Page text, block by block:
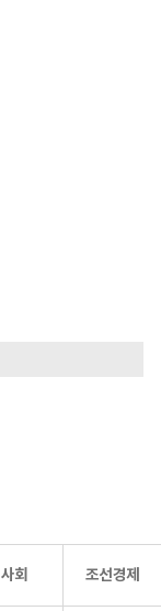
사회 조선경제